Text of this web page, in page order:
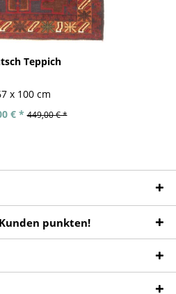
Teppich
x 100 cm
€ * 449,00 € *
punkten!